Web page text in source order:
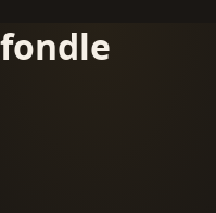
fondle